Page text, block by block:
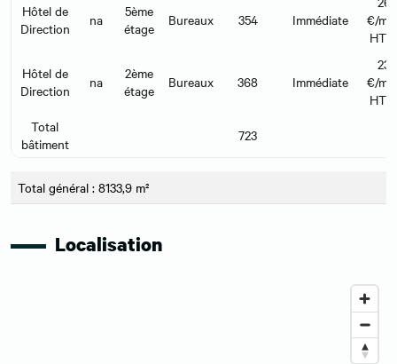
Hôtel de
Direction
na
5ème
étage
Bureaux 354 Immédiate
€/
HT
Hôtel de
Direction
na
2ème
étage
Bureaux 368 Immédiate
230
€/
HT
Total
bâtiment
723
Total général : 8133,9 m²
Localisation